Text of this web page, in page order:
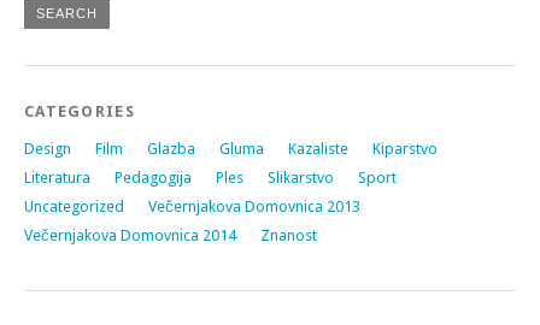
CATEGORIES
Design Film Glazba Gluma Kazaliste
Kiparstvo
Literatura
Pedagogija Ples Slikarstvo
Sport
Uncategorized
Večernjakova Domovnica 2013
Večernjakova Domovnica 2014
Znanost